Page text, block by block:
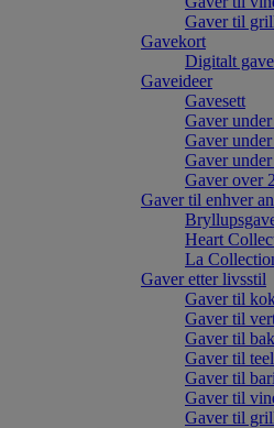
Gaver til
Gavekort
Digitalt
Gaveideer
Gavesett
Gaver
Gaver
Gaver
Gaver over
Gaver til enhver
Heart
La
Gaver etter livsstil
Gaver til
Gaver til
Gaver til
Gaver til
Gaver til
Gaver til
Gaver til